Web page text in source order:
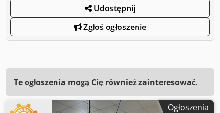
Udostępnij
Zgłoś ogłoszenie
Te ogłoszenia mogą Cię również zainteresować.
Ogłoszenia